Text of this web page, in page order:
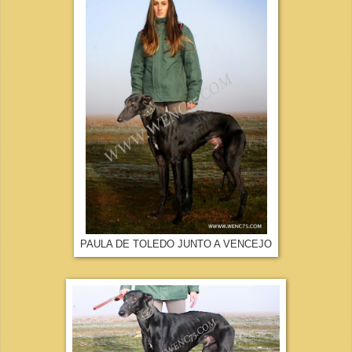
PAULA DE TOLEDO JUNTO A VENCEJO